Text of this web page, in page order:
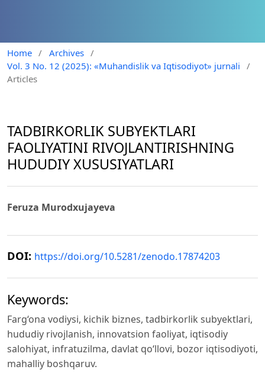
Home / Archives /
Vol. 3 No. 12 (2025): «Muhandislik va Iqtisodiyot» jurnali
/
Articles
TADBIRKORLIK SUBYEKTLARI
FAOLIYATINI RIVOJLANTIRISHNING
HUDUDIY XUSUSIYATLARI
Feruza Murodxujayeva
DOI: https://doi.org/10.5281/zenodo.17874203
Keywords:
Farg‘ona vodiysi, kichik biznes, tadbirkorlik subyektlari,
hududiy rivojlanish, innovatsion faoliyat, iqtisodiy
salohiyat, infratuzilma, davlat qo‘llovi, bozor iqtisodiyoti,
mahalliy boshqaruv.